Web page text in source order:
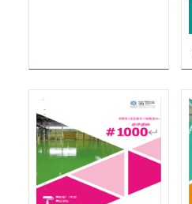
填縫劑
磁磚黏著劑
模基
烤漆水泥瓦
其它水泥製品
步道磚
水溝蓋
門眉
其它
防爆油槽